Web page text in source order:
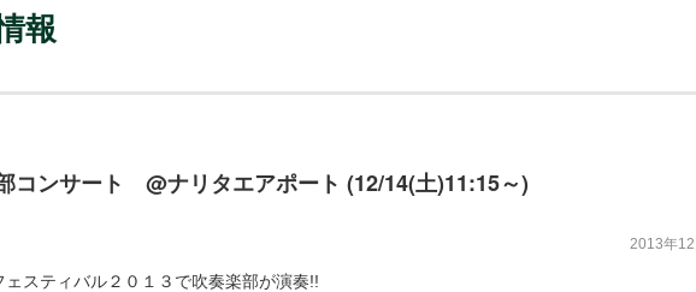
報
コンサート @ナリタエアポート (12/14(土)11:15～)
2013年12
ェスティバル２０１３で吹奏楽部が演奏!!